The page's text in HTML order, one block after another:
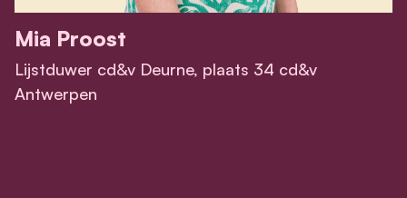
Mia Proost
Lijstduwer cd&v Deurne, plaats 34 cd&v
Antwerpen